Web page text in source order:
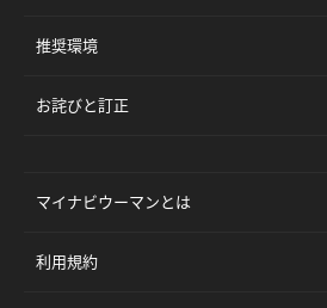
推奨環境
お詫びと訂正
マイナビウーマンとは
利用規約